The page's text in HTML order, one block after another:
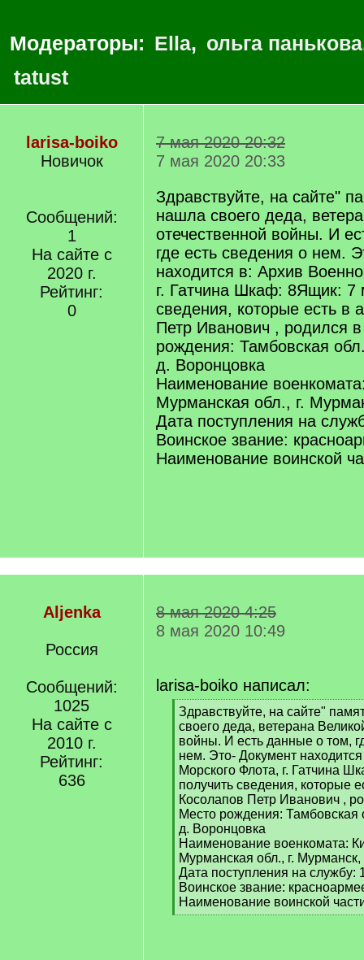
Модераторы: Ella, ольга панькова
tatust
larisa-boiko
Новичок
Сообщений:
1
На сайте с
2020 г.
Рейтинг:
0
7 мая 2020 20:32
7 мая 2020 20:33
Здравствуйте, на сайте"
нашла своего деда,
отечественной войны. И
где есть сведения о нем.
находится в: Архив
г. Гатчина Шкаф: 8Ящик: 7
сведения, которые есть в
Петр Иванович , родился
рождения: Тамбовская
д. Воронцовка
Наименование
Мурманская обл., г.
Дата поступления на
Воинское звание:
Наименование воинской
Aljenka
Россия
Сообщений:
1025
На сайте с
2010 г.
Рейтинг:
636
8 мая 2020 4:25
8 мая 2020 10:49
larisa-boiko написал:
[
q
]
Здравствуйте, на сайте"
своего деда, ветерана
войны. И есть данные о том,
нем. Это- Документ
Морского Флота, г. Гатчина
получить сведения, которые
Косолапов Петр Иванович ,
Место рождения:
д. Воронцовка
Наименование военкомата:
Мурманская обл., г.
Дата поступления на службу:
Воинское звание:
Наименование воинской
[